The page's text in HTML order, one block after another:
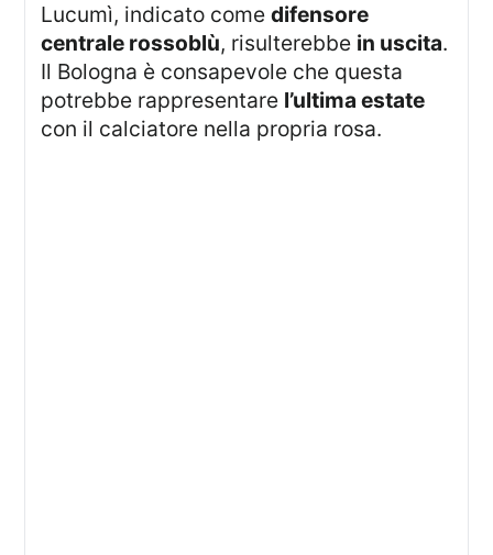
Lucumì, indicato comedifensore
centrale rossoblù, risulterebbe in uscita.
Il Bologna è consapevole che questa
potrebbe rappresentare l’ultima estate
con il calciatore nella propria rosa.